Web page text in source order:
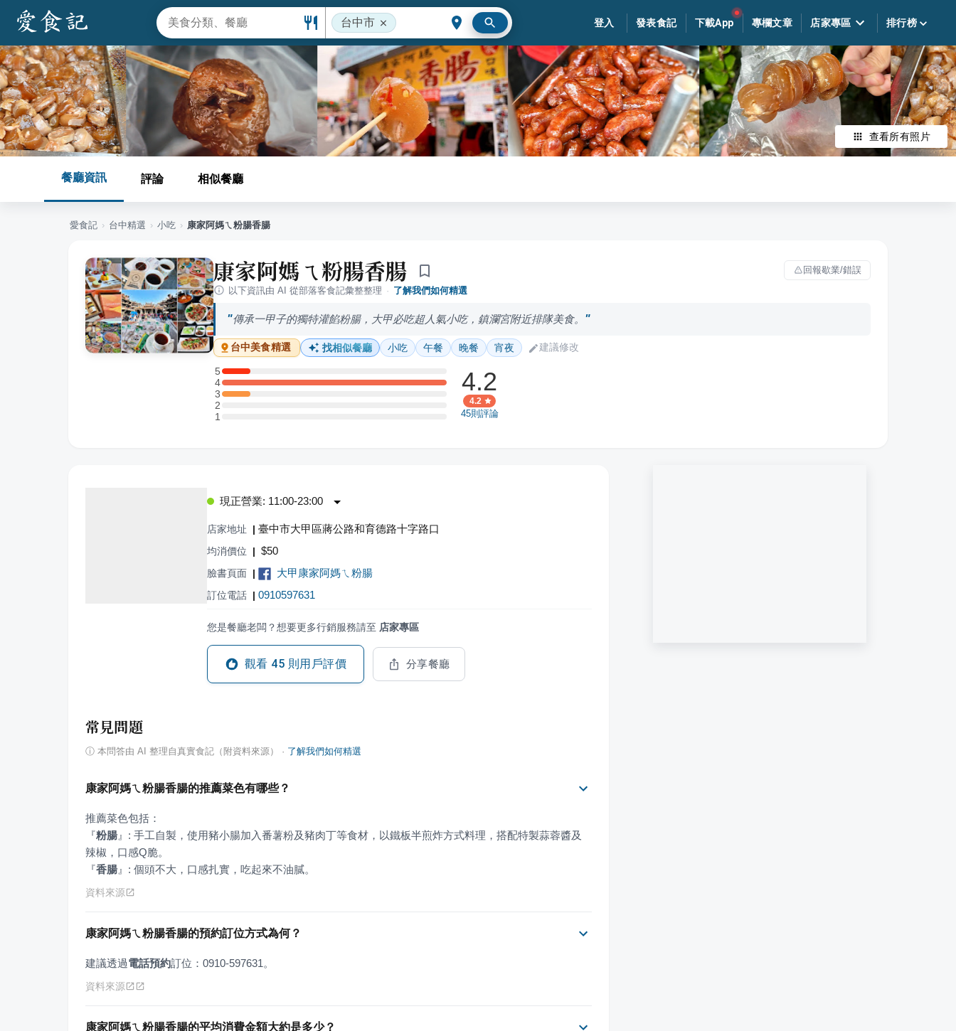
台中市 登入 發表食記 下載App 專欄文章 店家專區 排行榜
查看所有照片
餐廳資訊 評論 相似餐廳
愛食記 › 台中精選 › 小吃 › 康家阿媽ㄟ粉腸香腸
康家阿媽ㄟ粉腸香腸
回報歇業/錯誤
以下資訊由 AI 從部落客食記彙整整理 · 了解我們如何精選
傳承一甲子的獨特灌餡粉腸，大甲必吃超人氣小吃，鎮瀾宮附近排隊美食。
台中美食精選 找相似餐廳 小吃 午餐 晚餐 宵夜 建議修改
5
5 星：1 則評論
4
4 星：8 則評論
3
3 星：1 則評論
2
2 星：0 則評論
11 星：0 則評論
4.2
4.2
45則評論
現正營業: 11:00-23:00
店家地址 | 臺中市大甲區蔣公路和育德路十字路口
均消價位 | $50
臉書頁面 | 大甲康家阿媽ㄟ粉腸
訂位電話 | 0910597631
您是餐廳老闆？想要更多行銷服務請至 店家專區
觀看 45 則用戶評價 分享餐廳
常見問題
ⓘ 本問答由 AI 整理自真實食記（附資料來源） · 了解我們如何精選
康家阿媽ㄟ粉腸香腸的推薦菜色有哪些？
『粉腸 』 : 手工自製，使用豬小腸加入番薯粉及豬肉丁等食材，以鐵板半煎炸方式料理，搭配特製蒜蓉醬及
『香腸 』 : 個頭不大，口感扎實，吃起來不油膩。
資料來源
康家阿媽ㄟ粉腸香腸的預約訂位方式為何？
建議透過電話預約訂位：0910-597631。
資料來源
康家阿媽ㄟ粉腸香腸的平均消費金額大約是多少？